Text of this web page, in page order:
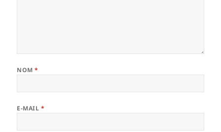
NOM*
E-MAIL *